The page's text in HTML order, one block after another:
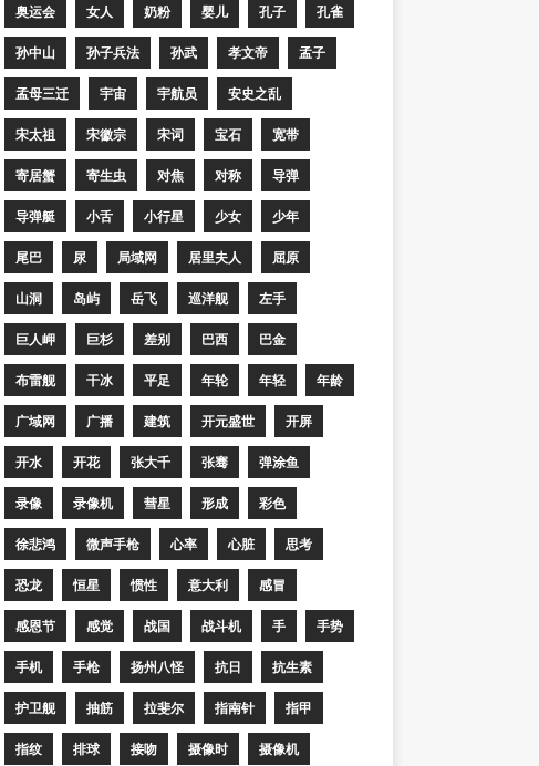
奥运会 女人 奶粉 婴儿 孔子 孔雀
孙中山 孙子兵法 孙武 孝文帝 孟子
孟母三迁 宇宙 宇航员 安史之乱
宋太祖 宋徽宗 宋词 宝石 宽带
寄居蟹 寄生虫 对焦 对称 导弹
导弹艇 小舌 小行星 少女 少年
尾巴 尿 局域网 居里夫人 屈原
山洞 岛屿 岳飞 巡洋舰 左手
巨人岬 巨杉 差别 巴西 巴金
布雷舰 干冰 平足 年轮 年轻 年龄
广域网 广播 建筑 开元盛世 开屏
开水 开花 张大千 张骞 弹涂鱼
录像 录像机 彗星 形成 彩色
徐悲鸿 微声手枪 心率 心脏 思考
恐龙 恒星 惯性 意大利 感冒
感恩节 感觉 战国 战斗机 手 手势
手机 手枪 扬州八怪 抗日 抗生素
护卫舰 抽筋 拉斐尔 指南针 指甲
指纹 排球 接吻 摄像时 摄像机